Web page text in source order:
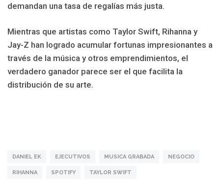
demandan una tasa de regalías más justa.
Mientras que artistas como Taylor Swift, Rihanna y
Jay-Z han logrado acumular fortunas impresionantes a
través de la música y otros emprendimientos, el
verdadero ganador parece ser el que facilita la
distribución de su arte.
DANIEL EK EJECUTIVOS MUSICA GRABADA NEGOCIO
RIHANNA SPOTIFY TAYLOR SWIFT